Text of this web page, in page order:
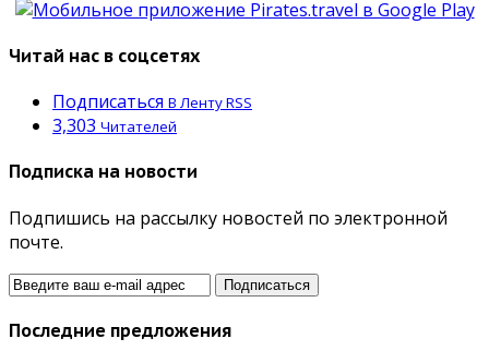
Читай нас в соцсетях
Подписаться В Ленту RSS
3,303 Читателей
Подписка на новости
Подпишись на рассылку новостей по электронной
почте.
Последние предложения